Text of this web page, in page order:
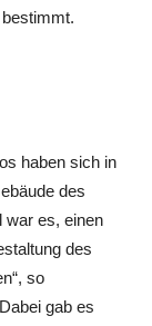
haben sich in
des
war es, einen
des
so
gab es